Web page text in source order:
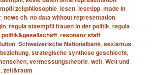
zeitphilosophie,lesen,lesetipp,made in
,news ch,no data without representation,
,regula staempfli frauen in der politik,regula
,resonanz statt
,Schweizerische Nationalbank,sexismus,
,strategische synthese geschlecht,
,vermessungstheorie,welt,Welt und
,zeit&raum